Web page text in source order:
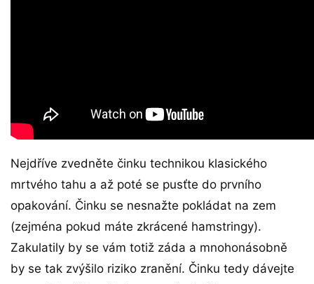
Nejdříve zvedněte činku technikou klasického
mrtvého tahu a až poté se pusťte do prvního
opakování. Činku se nesnažte pokládat na zem
(zejména pokud máte zkrácené hamstringy).
Zakulatily by se vám totiž záda a mnohonásobně
by se tak zvýšilo riziko zranění. Činku tedy dávejte